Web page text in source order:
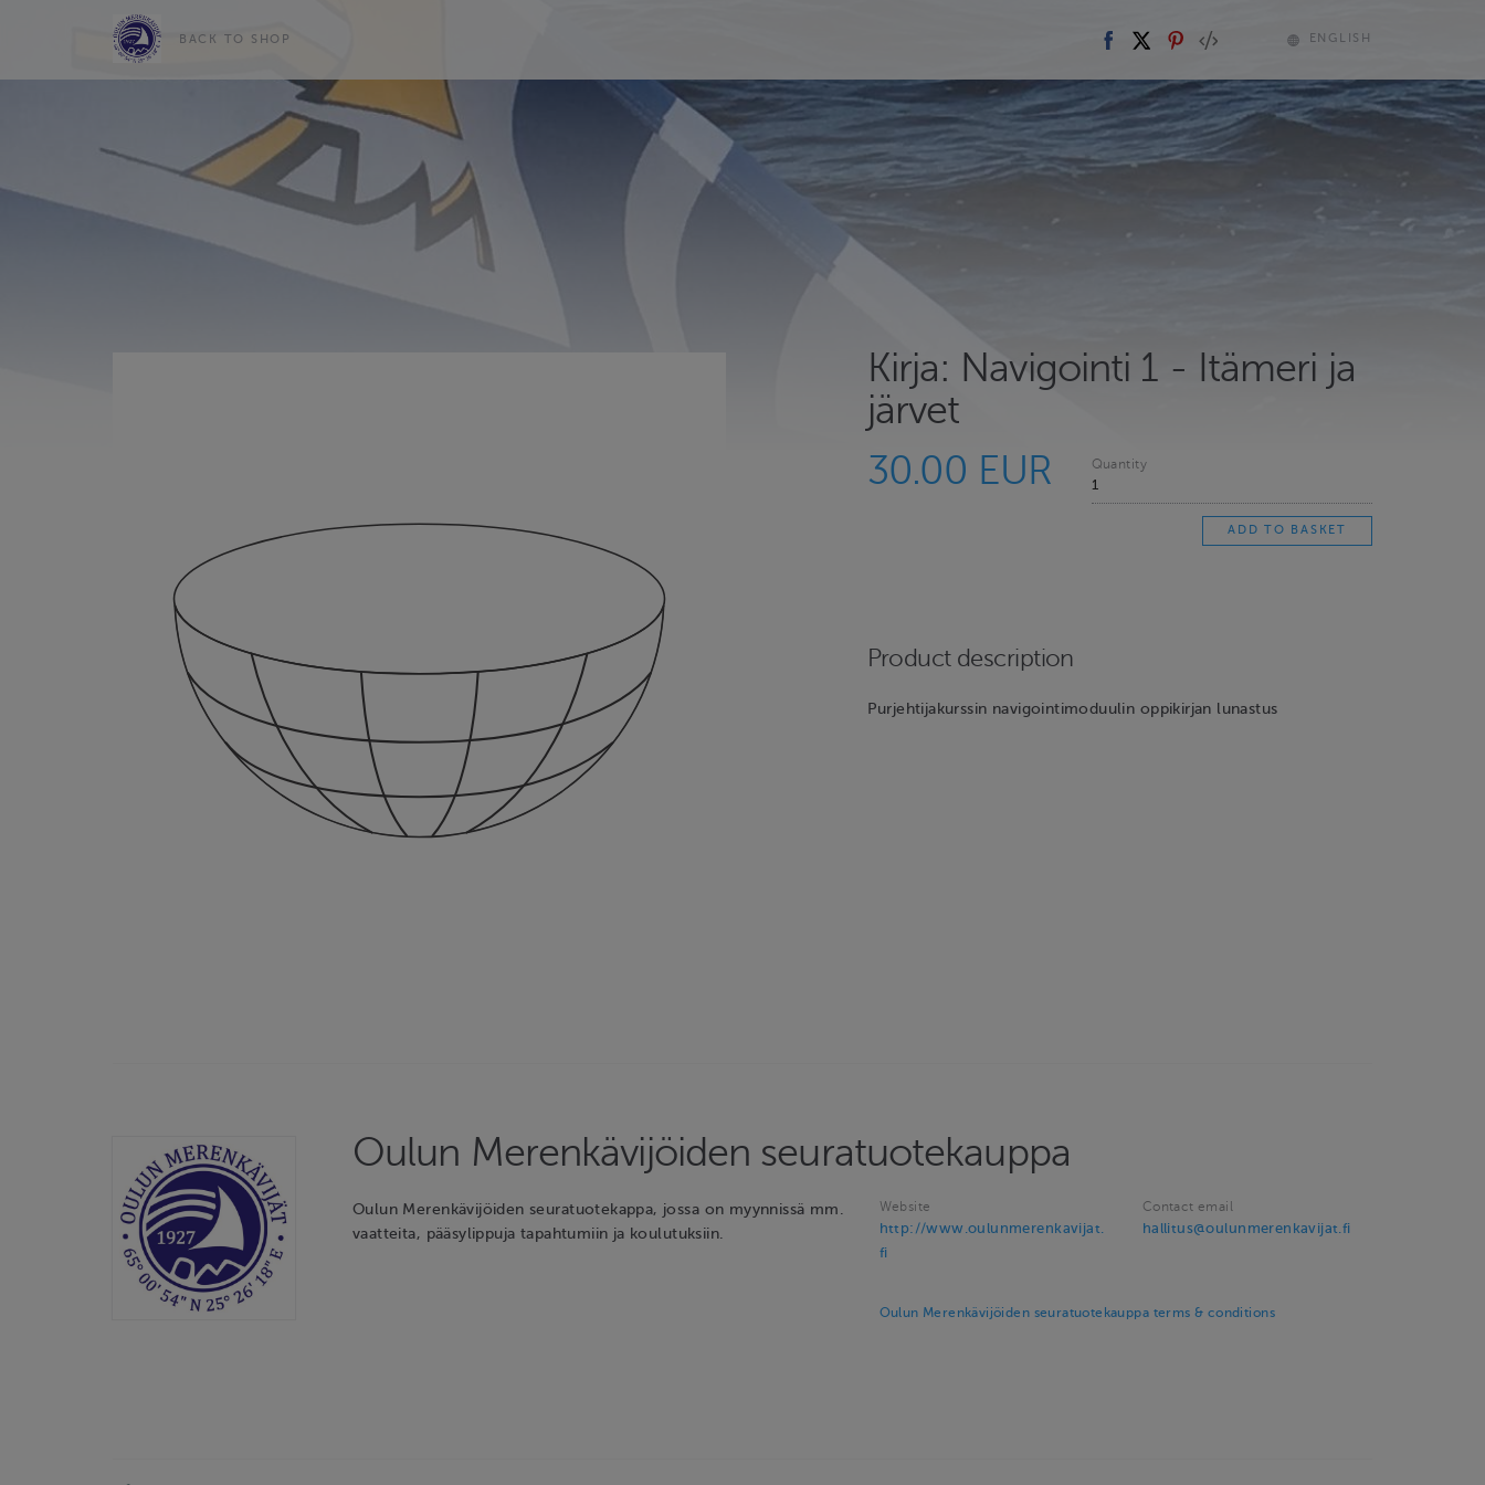
BACK TO SHOP ENGLISH
Kirja: Navigointi 1 - Itämeri ja
järvet
30.00 EUR
Quantity
Product description
Purjehtijakurssin navigointimoduulin oppikirjan lunastus
Oulun Merenkävijöiden seuratuotekauppa
Oulun Merenkävijöiden seuratuotekappa, jossa on myynnissä mm.
vaatteita, pääsylippuja tapahtumiin ja koulutuksiin.
Website
http://www.oulunmerenkavijat.
fi
Contact email
hallitus@oulunmerenkavijat.fi
Oulun Merenkävijöiden seuratuotekauppa terms & conditions